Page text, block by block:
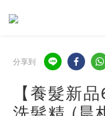
分享到
【養髮新